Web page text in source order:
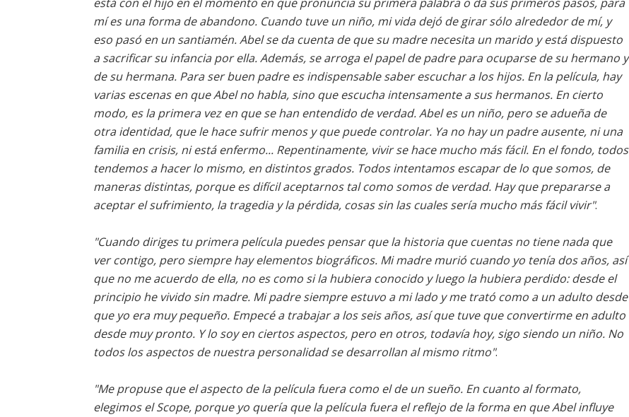
mí es una forma de abandono. Cuando tuve un niño, mi vida dejó de girar sólo alrededor de mí, y
eso pasó en un santiamén. Abel se da cuenta de que su madre necesita un marido y está dispuesto
a sacrificar su infancia por ella. Además, se arroga el papel de padre para ocuparse de su hermano y
de su hermana. Para ser buen padre es indispensable saber escuchar a los hijos. En la película, hay
varias escenas en que Abel no habla, sino que escucha intensamente a sus hermanos. En cierto
modo, es la primera vez en que se han entendido de verdad. Abel es un niño, pero se adueña de
otra identidad, que le hace sufrir menos y que puede controlar. Ya no hay un padre ausente, ni una
familia en crisis, ni está enfermo... Repentinamente, vivir se hace mucho más fácil. En el fondo, todos
tendemos a hacer lo mismo, en distintos grados. Todos intentamos escapar de lo que somos, de
maneras distintas, porque es difícil aceptarnos tal como somos de verdad. Hay que prepararse a
aceptar el sufrimiento, la tragedia y la pérdida, cosas sin las cuales sería mucho más fácil vivir".
"Cuando diriges tu primera película puedes pensar que la historia que cuentas no tiene nada que
ver contigo, pero siempre hay elementos biográficos. Mi madre murió cuando yo tenía dos años, así
que no me acuerdo de ella, no es como si la hubiera conocido y luego la hubiera perdido: desde el
principio he vivido sin madre. Mi padre siempre estuvo a mi lado y me trató como a un adulto desde
que yo era muy pequeño. Empecé a trabajar a los seis años, así que tuve que convertirme en adulto
desde muy pronto. Y lo soy en ciertos aspectos, pero en otros, todavía hoy, sigo siendo un niño. No
todos los aspectos de nuestra personalidad se desarrollan al mismo ritmo".
"Me propuse que el aspecto de la película fuera como el de un sueño. En cuanto al formato,
elegimos el Scope, porque yo quería que la película fuera el reflejo de la forma en que Abel influye